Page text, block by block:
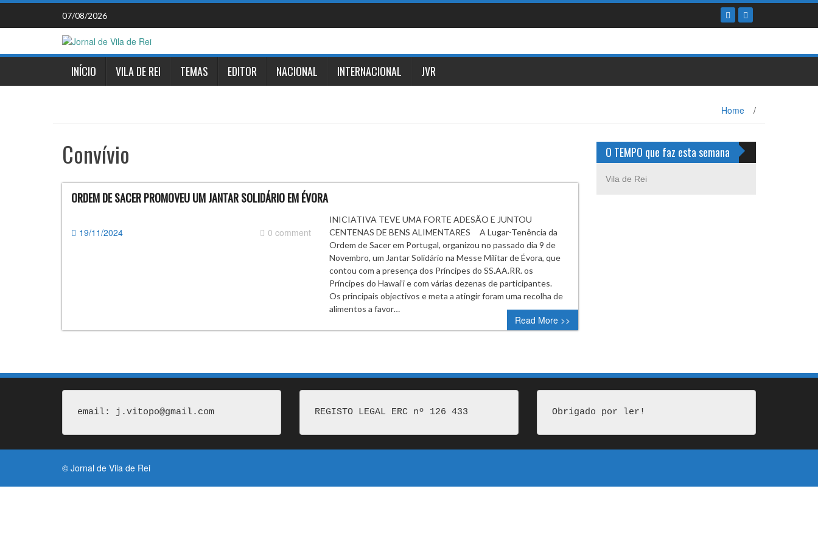
Skip
content
07/08/2026
INÍCIO VILA DE REI TEMAS EDITOR NACIONAL INTERNACIONAL JVR
Home /
Convívio
ORDEM DE SACER PROMOVEU UM JANTAR SOLIDÁRIO EM ÉVORA
19/11/2024 0 comment
INICIATIVA TEVE UMA FORTE ADESÃO E JUNTOU
CENTENAS DE BENS ALIMENTARES A Lugar-Tenência da
Ordem de Sacer em Portugal, organizou no passado dia 9 de
Novembro, um Jantar Solidário na Messe Militar de Évora, que
contou com a presença dos Príncipes do SS.AA.RR. os
Príncipes do Hawai’i e com várias dezenas de participantes.
Os principais objectivos e meta a atingir foram uma recolha de
alimentos a favor…
Read More >>
O TEMPO que faz esta semana
Vila de Rei
email: j.vitopo@gmail.com REGISTO LEGAL ERC nº 126 433 Obrigado por ler!
© Jornal de Vila de Rei